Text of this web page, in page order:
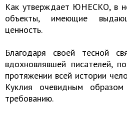
Как утверждает ЮНЕСКО, в
объекты, имеющие
ценность.
Благодаря своей тесной
вдохновлявшей писателей,
протяжении всей истории
Куклия очевидным образом
требованию.